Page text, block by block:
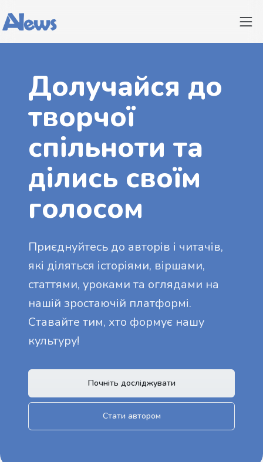
Долучайся до
творчої
спільноти та
ділись своїм
голосом
Приєднуйтесь до авторів і читачів,
які діляться історіями, віршами,
статтями, уроками та оглядами на
нашій зростаючій платформі.
Ставайте тим, хто формує нашу
культуру!
Почніть досліджувати
Стати автором